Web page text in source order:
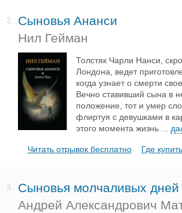
2.
Сыновья Ананси
Нил Гейман
Толстяк Чарли Нанси,
Лондона, ведет
когда узнает о смерти
Вечно ставивший сына в
положение, тот и умер
флиртуя с девушками в
этого момента жизнь
Читать отрывок бесплатно Где купить
3.
Сыновья молчаливых дней
Андрей Александрович